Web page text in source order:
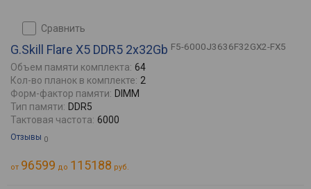
сравнить
G.Skill Flare X5 DDR5 2x32Gb F5-6000J3636F32GX2-FX5
Объем памяти комплекта: 64
Кол-во планок в комплекте: 2
Форм-фактор памяти: DIMM
Тип памяти: DDR5
Тактовая частота: 6000
Отзывы 0
от 96599 до 115188 руб.